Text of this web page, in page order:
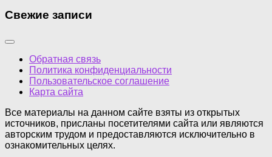
Свежие записи
Обратная связь
Политика конфиденциальности
Пользовательское соглашение
Карта сайта
Все материалы на данном сайте взяты из открытых
источников, присланы посетителями сайта или являются
авторским трудом и предоставляются исключительно в
ознакомительных целях.